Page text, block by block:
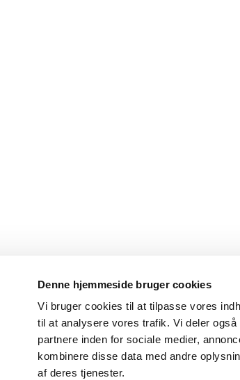
Denne hjemmeside bruger cookies
Vi bruger cookies til at tilpasse vores
til at analysere vores trafik. Vi deler
partnere inden for sociale medier,
kombinere disse data med andre
af deres tjenester.